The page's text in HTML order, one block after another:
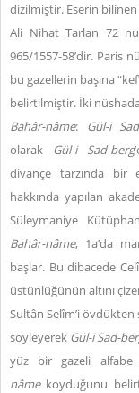
dizilmiştir. Eserin
Ali Nihat Tarlan 72
965/1557-58’dir. Paris
bu gazellerin başına
belirtilmiştir. İki
Bahâr-nâme: Gül-i
olarak Gül-i Sad-berg
divançe tarzında bir
hakkında yapılan
Süleymaniye
Bahâr-nâme, 1a’da
başlar. Bu dibacede
üstünlüğünün altını
Sultân Selîm’i
söyleyerek Gül-i Sad-
yüz bir gazeli alfabe
nâmekoyduğunu